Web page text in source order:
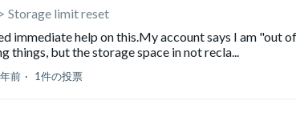
Storage limit reset
immediate help on this.My account says I am "out
things, but the storage space in not recla...
前 1件の投票